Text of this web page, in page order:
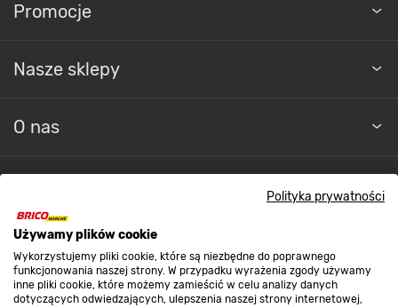
Polityka prywatności
Używamy plików cookie
Wykorzystujemy pliki cookie, które są niezbędne do poprawnego
funkcjonowania naszej strony. W przypadku wyrażenia zgody używamy
inne pliki cookie, które możemy zamieścić w celu analizy danych
dotyczących odwiedzających, ulepszenia naszej strony internetowej,
Promocje
Nasze sklepy
O nas
Strefa biznesu